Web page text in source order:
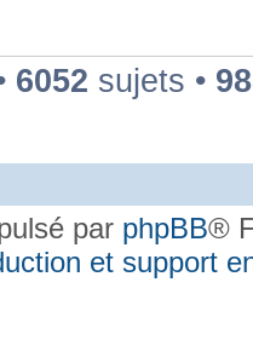
6052 sujets •
par phpBB®
et support